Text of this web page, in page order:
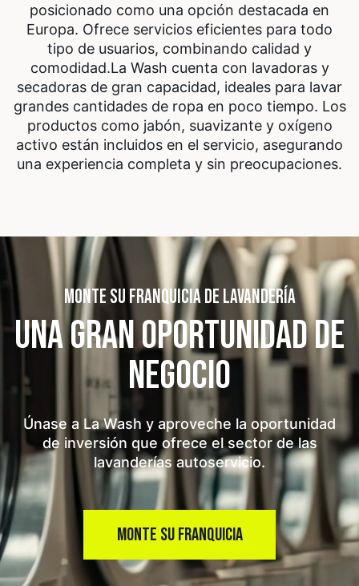
posicionado como una opción destacada en
Europa. Ofrece servicios eficientes para todo
tipo de usuarios, combinando calidad y
comodidad.La Wash cuenta con lavadoras y
secadoras de gran capacidad, ideales para lavar
grandes cantidades de ropa en poco tiempo. Los
productos como jabón, suavizante y oxígeno
activo están incluidos en el servicio, asegurando
una experiencia completa y sin preocupaciones.
MONTE SU FRANQUICIA DE LAVANDERÍA
UNA GRAN OPORTUNIDADDE
NEGOCIO
Únase a La Wash y aproveche la oportunidad
de inversión que ofrece el sector de las
lavanderías autoservicio.
MONTE SU FRANQUICIA